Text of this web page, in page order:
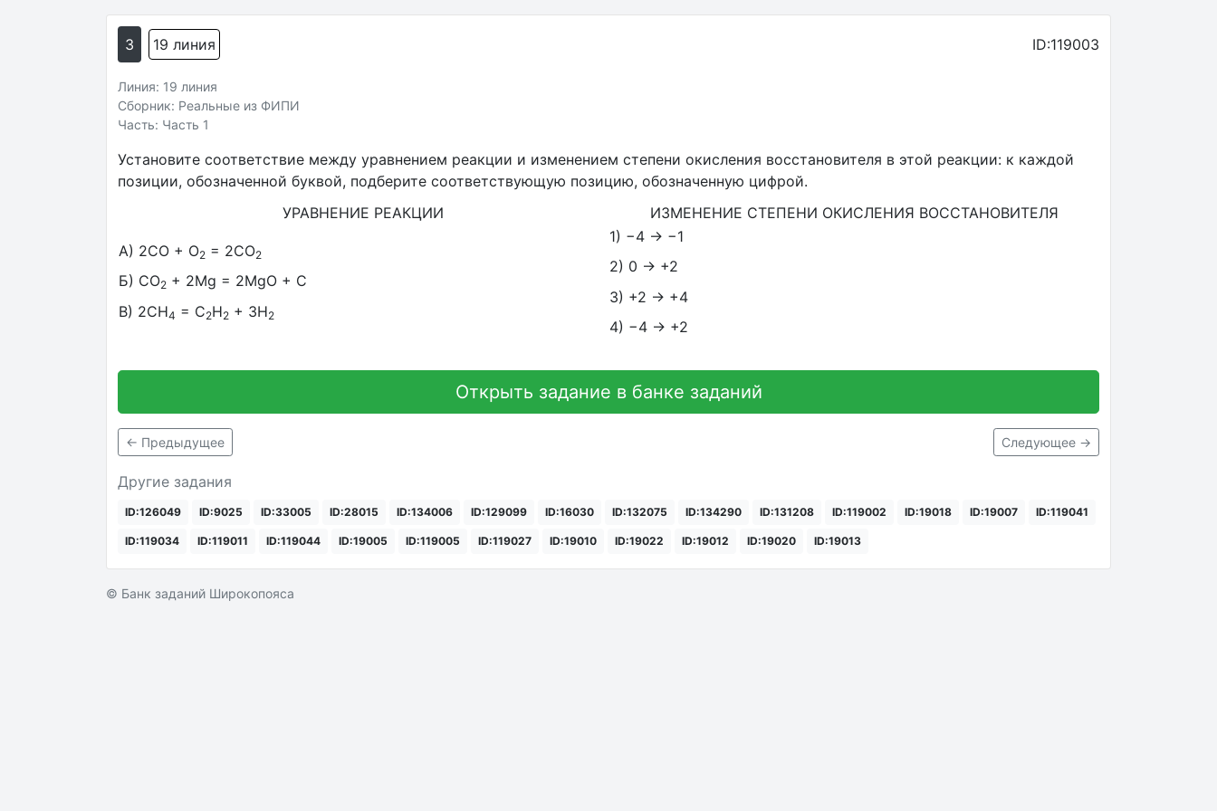
3 19 линия ID:119003
Линия: 19 линия
Сборник: Реальные из ФИПИ
Часть: Часть 1
Установите соответствие между уравнением реакции и изменением степени окисления восстановителя в этой реакции: к каждой
позиции, обозначенной буквой, подберите соответствующую позицию, обозначенную цифрой.
УРАВНЕНИЕ РЕАКЦИИ
ИЗМЕНЕНИЕ СТЕПЕНИ ОКИСЛЕНИЯ ВОССТАНОВИТЕЛЯ
A) 2CO + O2 = 2CO2
Б) CO2 + 2Mg = 2MgO + C
В) 2CH4 = C2H2 + 3H2
1) −4 → −1
2) 0 → +2
3) +2 → +4
4) −4 → +2
Открыть задание в банке заданий
← Предыдущее Следующее →
Другие задания
ID:126049 ID:9025 ID:33005 ID:28015 ID:134006 ID:129099 ID:16030 ID:132075 ID:134290 ID:131208 ID:119002 ID:19018 ID:19007 ID:119041
ID:119034 ID:119011 ID:119044 ID:19005 ID:119005 ID:119027 ID:19010 ID:19022 ID:19012 ID:19020 ID:19013
© Банк заданий Широкопояса